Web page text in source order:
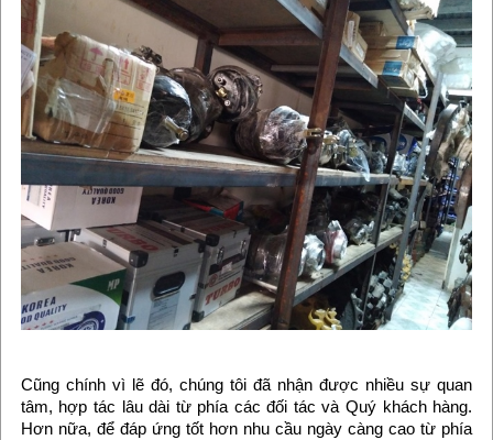
Cũng chính vì lẽ đó, chúng tôi đã nhận được nhiều sự quan
tâm, hợp tác lâu dài từ phía các đối tác và Quý khách hàng.
Hơn nữa, để đáp ứng tốt hơn nhu cầu ngày càng cao từ phía